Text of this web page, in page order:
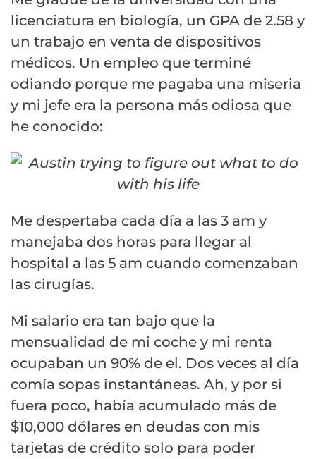
licenciatura en biología, un GPA de 2.58 y
un trabajo en venta de dispositivos
médicos. Un empleo que terminé
odiando porque me pagaba una miseria
y mi jefe era la persona más odiosa que
he conocido:
Me despertaba cada día a las 3 am y
manejaba dos horas para llegar al
hospital a las 5 am cuando comenzaban
las cirugías.
Mi salario era tan bajo que la
mensualidad de mi coche y mi renta
ocupaban un 90% de el. Dos veces al día
comía sopas instantáneas. Ah, y por si
fuera poco, había acumulado más de
$10,000 dólares en deudas con mis
tarjetas de crédito solo para poder